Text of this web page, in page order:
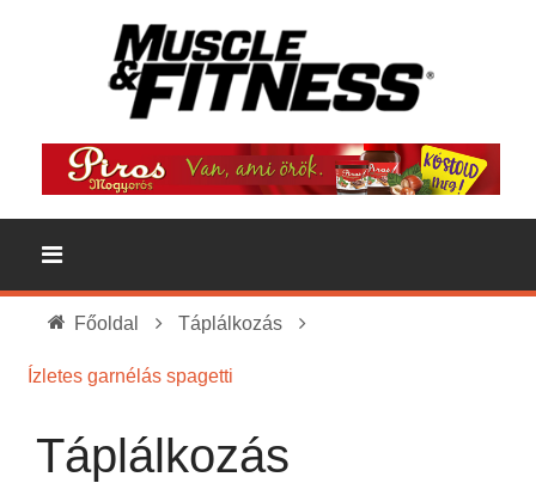
Főoldal Táplálkozás
Ízletes garnélás spagetti
Táplálkozás